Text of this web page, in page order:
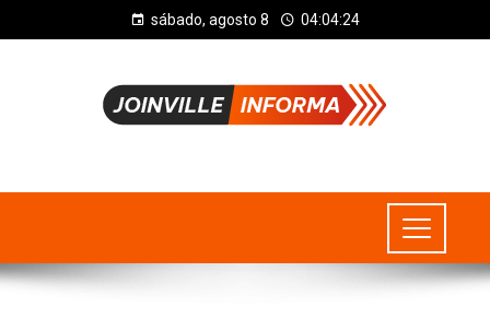
sábado, agosto 8 04:04:24